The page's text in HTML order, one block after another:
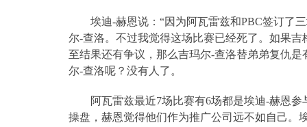
埃迪-赫恩说：“因为阿瓦雷兹和PBC签订了
尔-查洛。不过我觉得这场比赛已经死了。如果吉
至结果还有争议，那么吉玛尔-查洛替弟弟复仇是
尔-查洛呢？没有人了。
阿瓦雷兹最近7场比赛有6场都是埃迪-赫恩参
操盘，赫恩觉得他们作为推广公司远不如自己。